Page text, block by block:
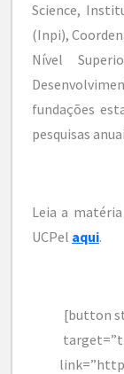
Science,
(Inpi),
Nível
fundações
pesquisas
Leia a
UCPel aqui.
[button